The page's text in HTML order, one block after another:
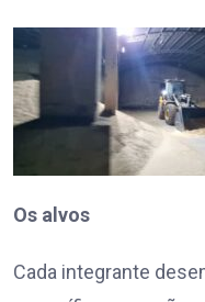
Os alvos
Cada integrante